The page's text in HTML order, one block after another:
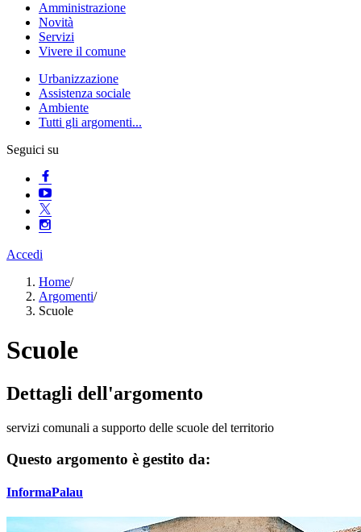
Amministrazione
Novità
Servizi
Vivere il comune
Urbanizzazione
Assistenza sociale
Ambiente
Tutti gli argomenti...
Seguici su
Accedi
Home/
Argomenti/
Scuole
Scuole
Dettagli dell'argomento
servizi comunali a supporto delle scuole del territorio
Questo argomento è gestito da:
InformaPalau